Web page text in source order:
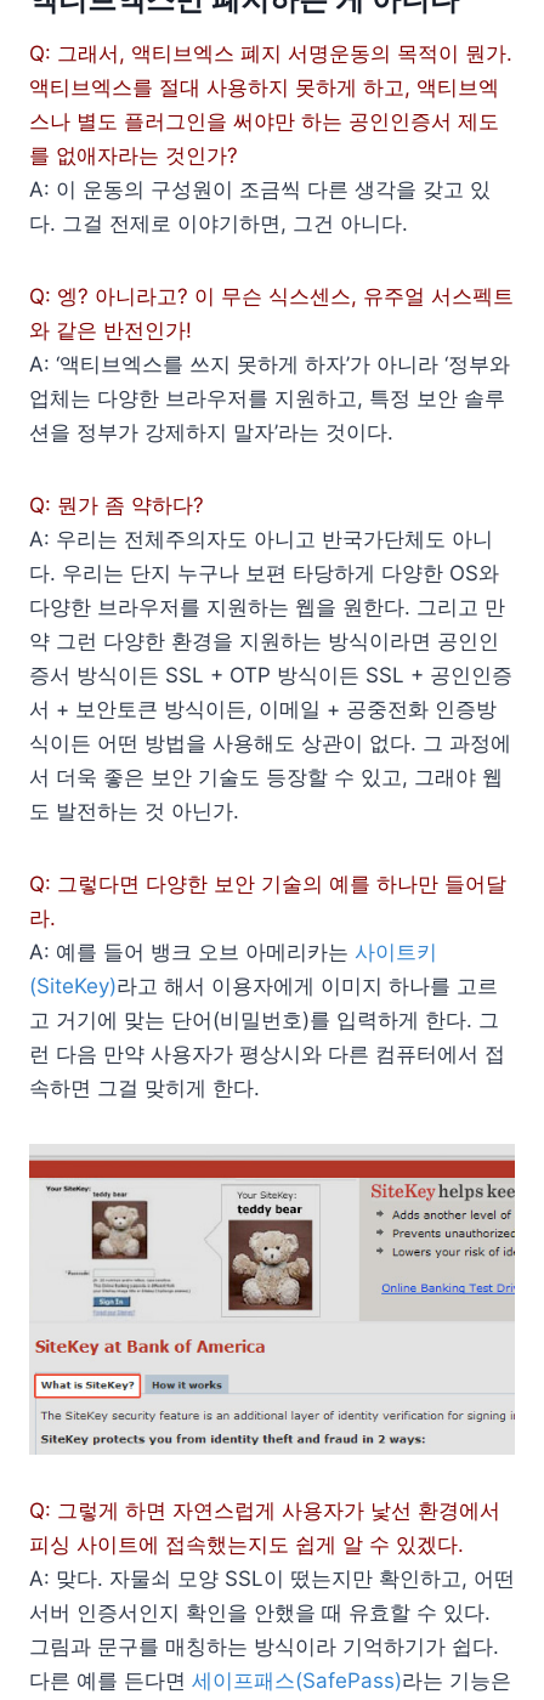
Q: 그래서, 액티브엑스 폐지 서명운동의 목적이 뭔가.
액티브엑스를 절대 사용하지 못하게 하고, 액티브엑
스나 별도 플러그인을 써야만 하는 공인인증서 제도
를 없애자라는 것인가?
A: 이 운동의 구성원이 조금씩 다른 생각을 갖고 있
다. 그걸 전제로 이야기하면, 그건 아니다.
Q: 엥? 아니라고? 이 무슨 식스센스, 유주얼 서스펙트
와 같은 반전인가!
A: ‘액티브엑스를 쓰지 못하게 하자’가 아니라 ‘정부와
업체는 다양한 브라우저를 지원하고, 특정 보안 솔루
션을 정부가 강제하지 말자’라는 것이다.
Q: 뭔가 좀 약하다?
A: 우리는 전체주의자도 아니고 반국가단체도 아니
다. 우리는 단지 누구나 보편 타당하게 다양한 OS와
다양한 브라우저를 지원하는 웹을 원한다. 그리고 만
약 그런 다양한 환경을 지원하는 방식이라면 공인인
증서 방식이든 SSL + OTP 방식이든 SSL + 공인인증
서 + 보안토큰 방식이든, 이메일 + 공중전화 인증방
식이든 어떤 방법을 사용해도 상관이 없다. 그 과정에
서 더욱 좋은 보안 기술도 등장할 수 있고, 그래야 웹
도 발전하는 것 아닌가.
Q: 그렇다면 다양한 보안 기술의 예를 하나만 들어달
라.
A: 예를 들어 뱅크 오브 아메리카는 사이트키
(SiteKey)라고 해서 이용자에게 이미지 하나를 고르
고 거기에 맞는 단어(비밀번호)를 입력하게 한다. 그
런 다음 만약 사용자가 평상시와 다른 컴퓨터에서 접
속하면 그걸 맞히게 한다.
Q: 그렇게 하면 자연스럽게 사용자가 낯선 환경에서
피싱 사이트에 접속했는지도 쉽게 알 수 있겠다.
A: 맞다. 자물쇠 모양 SSL이 떴는지만 확인하고, 어떤
서버 인증서인지 확인을 안했을 때 유효할 수 있다.
그림과 문구를 매칭하는 방식이라 기억하기가 쉽다.
다른 예를 든다면 세이프패스(SafePass)라는 기능은